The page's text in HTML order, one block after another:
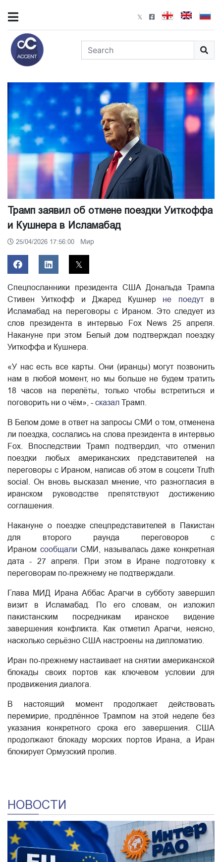
Трамп заявил об отмене поездки Уиткоффа
и Кушнера в Исламабад
25/04/2026 17:56:00 Мир
Спецпосланники президента США Дональда Трампа
Стивен Уиткофф и Джаред Кушнер не поедут в
Исламабад на переговоры с Ираном. Это следует из
слов президента в интервью Fox News 25 апреля.
Накануне при этом Белый дом подтверждал поездку
Уиткоффа и Кушнера.
«У нас есть все карты. Они (иранцы) могут позвонить
нам в любой момент, но мы больше не будем тратить
18 часов на перелёты, только чтобы встретиться и
поговорить ни о чём», -сказалТрамп.
В Белом доме в ответ на запросы СМИ о том, отменена
ли поездка, сослались на слова президента в интервью
Fox. Впоследствии Трамп подтвердил, что отменил
поездки любых американских представителей на
переговоры с Ираном, написав об этом в соцсети Truth
social. Он вновь высказал мнение, что разногласия в
иранском руководстве препятствуют достижению
соглашения.
Накануне о поездке спецпредставителей в Пакистан
для второго раунда переговоров с
Ираном сообщали СМИ, называлась даже конкретная
дата - 27 апреля. При этом в Иране подготовку к
переговорам по-прежнему не подтверждали.
Глава МИД Ирана Аббас Арагчи в субботу завершил
визит в Исламабад. По его словам, он изложил
пакистанским посредникам иранское видение
завершения конфликта. Как отметил Арагчи, неясно,
насколько серьёзно США настроены на дипломатию.
Иран по-прежнему настаивает на снятии американской
блокады своих портов как ключевом условии для
продвижения диалога.
В настоящий момент продолжает действовать
перемирие, продлённое Трампом на этой неделе без
указания конкретного срока его завершения. США
продолжают блокаду морских портов Ирана, а Иран
блокирует Ормузский пролив.
НОВОСТИ